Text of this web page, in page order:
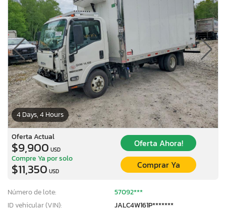
4 Days, 4 Hours
Oferta Actual
$9,900 USD
Oferta Ahora!
Compre Ya por solo
$11,350 USD
Comprar Ya
Número de lote:
57092***
ID vehicular (VIN):
JALC4W161P*******